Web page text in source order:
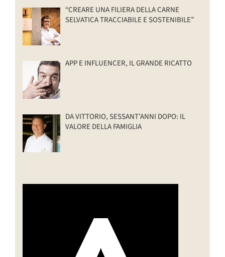
“CREARE UNA FILIERA DELLA CARNE
SELVATICA TRACCIABILE E SOSTENIBILE”
APP E INFLUENCER, IL GRANDE RICATTO
DA VITTORIO, SESSANT’ANNI DOPO: IL
VALORE DELLA FAMIGLIA